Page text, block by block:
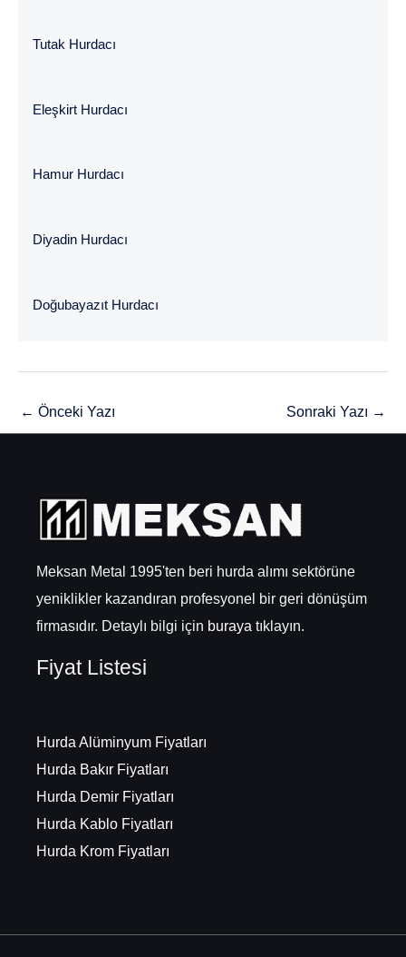
Tutak Hurdacı
Eleşkirt Hurdacı
Hamur Hurdacı
Diyadin Hurdacı
Doğubayazıt Hurdacı
← Önceki Yazı Sonraki Yazı →
Meksan Metal 1995'ten beri hurda alımı sektörüne
yeniklikler kazandıran profesyonel bir geri dönüşüm
firmasıdır. Detaylı bilgi için buraya tıklayın.
Fiyat Listesi
Hurda Alüminyum Fiyatları
Hurda Bakır Fiyatları
Hurda Demir Fiyatları
Hurda Kablo Fiyatları
Hurda Krom Fiyatları